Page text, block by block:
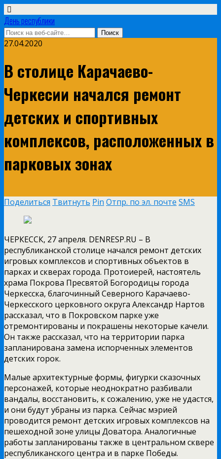
День республики
27.04.2020
В столице Карачаево-
Черкесии начался ремонт
детских и спортивных
комплексов, расположенных в
парковых зонах
Поделиться Твитнуть Pin Отпр. по эл. почте SMS
ЧЕРКЕССК, 27 апреля. DENRESP.RU – В
республиканской столице начался ремонт детских
игровых комплексов и спортивных объектов в
парках и скверах города. Протоиерей, настоятель
храма Покрова Пресвятой Богородицы города
Черкесска, благочинный Северного Карачаево-
Черкесского церковного округа Александр Нартов
рассказал, что в Покровском парке уже
отремонтированы и покрашены некоторые качели.
Он также рассказал, что на территории парка
запланирована замена испорченных элементов
детских горок.
Малые архитектурные формы, фигурки сказочных
персонажей, которые неоднократно разбивали
вандалы, восстановить, к сожалению, уже не удастся,
и они будут убраны из парка. Сейчас мэрией
проводится ремонт детских игровых комплексов на
пешеходной зоне улицы Доватора. Аналогичные
работы запланированы также в центральном сквере
республиканского центра и в парке Победы.